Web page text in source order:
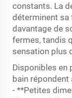
constants. La
déterminent sa
davantage de
fermes, tandis
sensation plus
Disponibles en
bain répondent
- **Petites